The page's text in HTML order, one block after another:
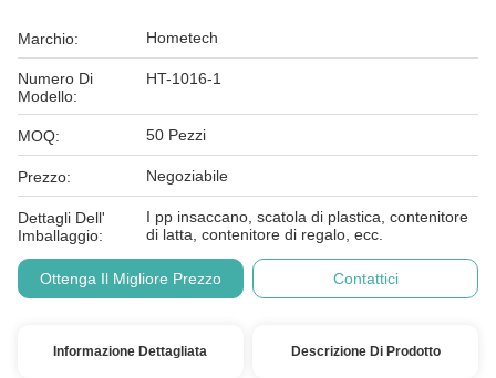
Marchio: Hometech
Numero Di
Modello:
HT-1016-1
MOQ: 50 Pezzi
Prezzo: Negoziabile
Dettagli Dell'
Imballaggio:
I pp insaccano, scatola di plastica, contenitore
di latta, contenitore di regalo, ecc.
Ottenga Il Migliore Prezzo Contattici
Informazione Dettagliata Descrizione Di Prodotto